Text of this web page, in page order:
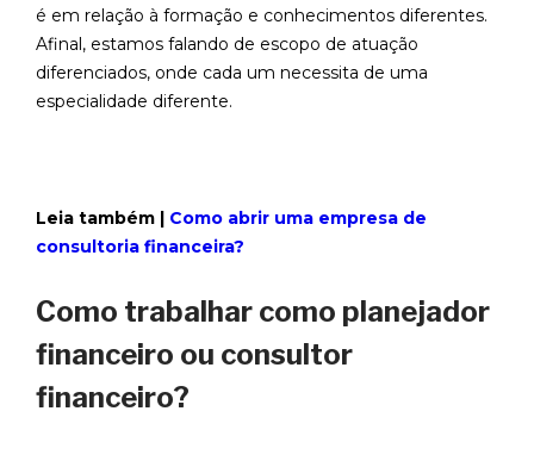
é em relação à formação e conhecimentos diferentes.
Afinal, estamos falando de escopo de atuação
diferenciados, onde cada um necessita de uma
especialidade diferente.
Leia também | Como abrir uma empresa de
consultoria financeira?
Como trabalhar como planejador
financeiro ou consultor
financeiro?